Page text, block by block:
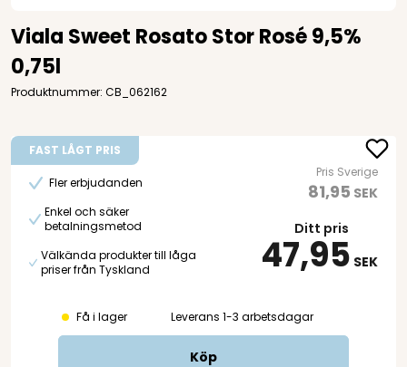
Viala Sweet Rosato Stor Rosé 9,5%
0,75l
Produktnummer: CB_062162
FAST LÅGT PRIS
Fler erbjudanden
Enkel och säker
betalningsmetod
Välkända produkter till låga
priser från Tyskland
Pris Sverige
81,95 SEK
Ditt pris
47,95 SEK
Få i lager Leverans 1-3 arbetsdagar
Köp